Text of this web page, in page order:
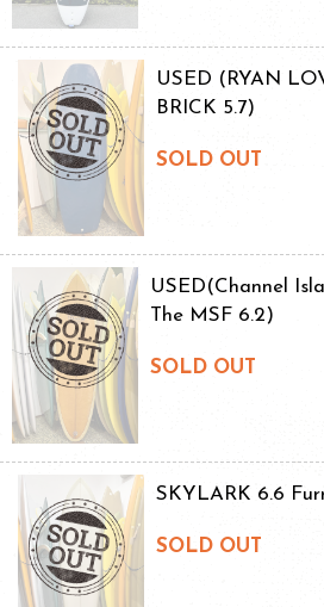
USED (RYAN
BRICK 5.7)
SOLD OUT
USED(Channel
The MSF 6.2)
SOLD OUT
SKYLARK 6.6
SOLD OUT